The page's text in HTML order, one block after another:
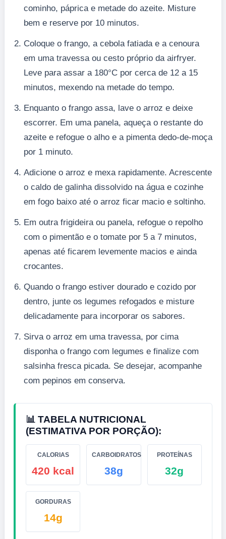
cominho, páprica e metade do azeite. Misture
bem e reserve por 10 minutos.
Coloque o frango, a cebola fatiada e a cenoura
em uma travessa ou cesto próprio da airfryer.
Leve para assar a 180°C por cerca de 12 a 15
minutos, mexendo na metade do tempo.
Enquanto o frango assa, lave o arroz e deixe
escorrer. Em uma panela, aqueça o restante do
azeite e refogue o alho e a pimenta dedo-de-moça
por 1 minuto.
Adicione o arroz e mexa rapidamente. Acrescente
o caldo de galinha dissolvido na água e cozinhe
em fogo baixo até o arroz ficar macio e soltinho.
Em outra frigideira ou panela, refogue o repolho
com o pimentão e o tomate por 5 a 7 minutos,
apenas até ficarem levemente macios e ainda
crocantes.
Quando o frango estiver dourado e cozido por
dentro, junte os legumes refogados e misture
delicadamente para incorporar os sabores.
Sirva o arroz em uma travessa, por cima
disponha o frango com legumes e finalize com
salsinha fresca picada. Se desejar, acompanhe
com pepinos em conserva.
📊 TABELA NUTRICIONAL
(ESTIMATIVA POR PORÇÃO):
CALORIAS
420 kcal
CARBOIDRATOS
38g
PROTEÍNAS
32g
GORDURAS
14g